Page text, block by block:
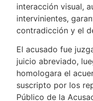
interacción visual,
intervinientes,
contradicción y el
El acusado fue
juicio abreviado,
homologara el
suscripto por los
Público de la